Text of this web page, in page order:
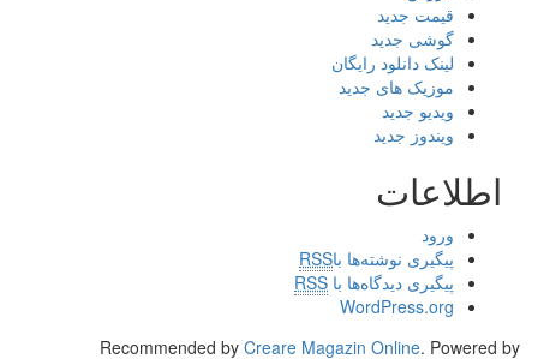
قیمت جدید
گوشی جدید
لینک دانلود رایگان
موزیک های جدید
ویدیو جدید
ویندوز جدید
اطلاعات
ورود
پیگیری نوشته‌ها باRSS
پیگیری دیدگاه‌ها با RSS
WordPress.org
Recommended by Creare Magazin Online. Powered by